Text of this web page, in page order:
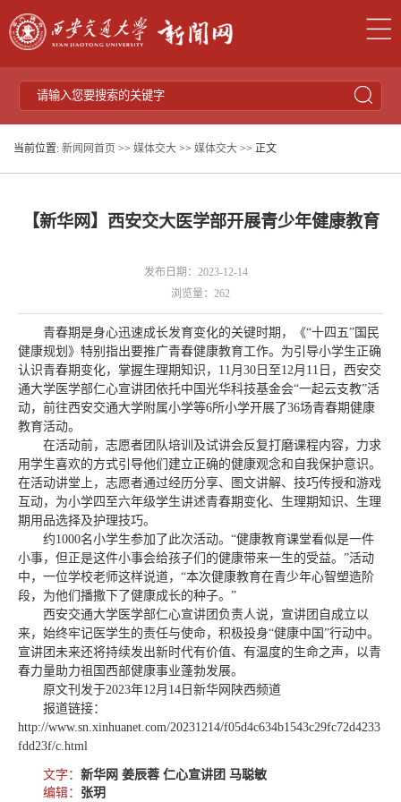
当前位置: 新闻网首页 >> 媒体交大 >> 媒体交大 >> 正文
【新华网】西安交大医学部开展青少年健康教育
发布日期：2023-12-14
浏览量： 262
青春期是身心迅速成长发育变化的关键时期，《“十四五”国民
健康规划》特别指出要推广青春健康教育工作。为引导小学生正确
认识青春期变化，掌握生理期知识，11月30日至12月11日，西安交
通大学医学部仁心宣讲团依托中国光华科技基金会“一起云支教”活
动，前往西安交通大学附属小学等6所小学开展了36场青春期健康
教育活动。
在活动前，志愿者团队培训及试讲会反复打磨课程内容，力求
用学生喜欢的方式引导他们建立正确的健康观念和自我保护意识。
在活动讲堂上，志愿者通过经历分享、图文讲解、技巧传授和游戏
互动，为小学四至六年级学生讲述青春期变化、生理期知识、生理
期用品选择及护理技巧。
约1000名小学生参加了此次活动。“健康教育课堂看似是一件
小事，但正是这件小事会给孩子们的健康带来一生的受益。”活动
中，一位学校老师这样说道，“本次健康教育在青少年心智塑造阶
段，为他们播撒下了健康成长的种子。”
西安交通大学医学部仁心宣讲团负责人说，宣讲团自成立以
来，始终牢记医学生的责任与使命，积极投身“健康中国”行动中。
宣讲团未来还将持续发出新时代有价值、有温度的生命之声，以青
春力量助力祖国西部健康事业蓬勃发展。
原文刊发于2023年12月14日新华网陕西频道
报道链接：
http://www.sn.xinhuanet.com/20231214/f05d4c634b1543c29fc72d4233
fdd23f/c.html
文字： 新华网 姜辰蓉 仁心宣讲团 马聪敏
编辑： 张玥